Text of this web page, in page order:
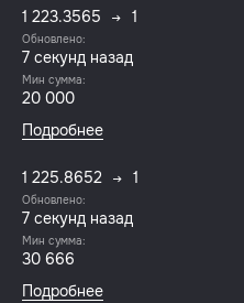
1 223.3565 1
Обновлено:
8 секунд назад
Мин сумма:
20 000
Подробнее
1 225.8652 1
Обновлено:
8 секунд назад
Мин сумма:
30 666
Подробнее